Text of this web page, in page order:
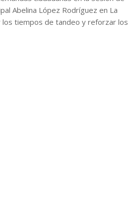
Abelina López Rodríguez en La
los tiempos de tandeo y reforzar los